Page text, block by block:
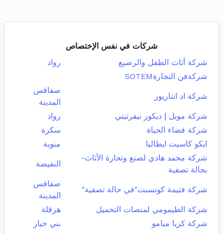
شركات في نفس الإختصاص
شركة أثاث الطفل والرضيع
رواد
شركةفن النجارةSOTEM
شركة اد انتاريور
صفاقس
المدينة
شركة موبل إ ديكور نيفرتيتي
رواد
شركة فضاء الحياة
سكرة
ايكو كاسيت ايطاليا
منوبة
شركة محمد هادي لصنع وتجارة الأثاث-
بحالة تصفية
النفيضة
شركة فتيمة كونسبت"في حالة تصفية"
صفاقس
المدينة
شركة الطيمومي لمنصات التحميل
هرقلة
شركة كريا ميامو
بني خيار